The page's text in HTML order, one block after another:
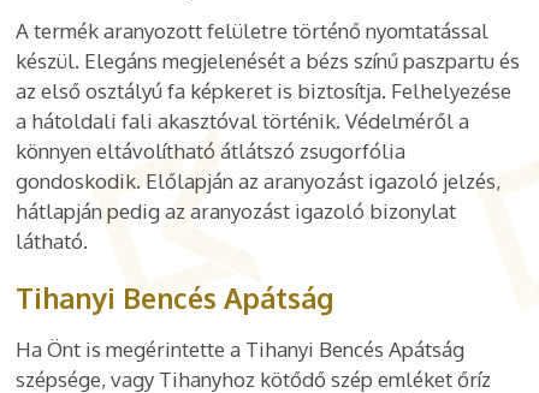
A termék aranyozott felületre történő nyomtatással
készül. Elegáns megjelenését a bézs színű paszpartu és
az első osztályú fa képkeret is biztosítja. Felhelyezése
a hátoldali fali akasztóval történik. Védelméről a
könnyen eltávolítható átlátszó zsugorfólia
gondoskodik. Előlapján az aranyozást igazoló jelzés,
hátlapján pedig az aranyozást igazoló bizonylat
látható.
Tihanyi Bencés Apátság
Ha Önt is megérintette a Tihanyi Bencés Apátság
szépsége, vagy Tihanyhoz kötődő szép emléket őríz